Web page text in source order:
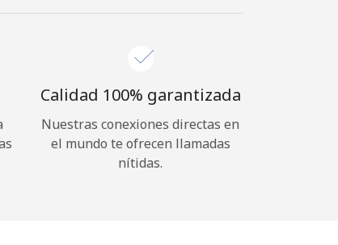
Calidad 100% garantizada
Nuestras conexiones directas en
el mundo te ofrecen llamadas
nítidas.